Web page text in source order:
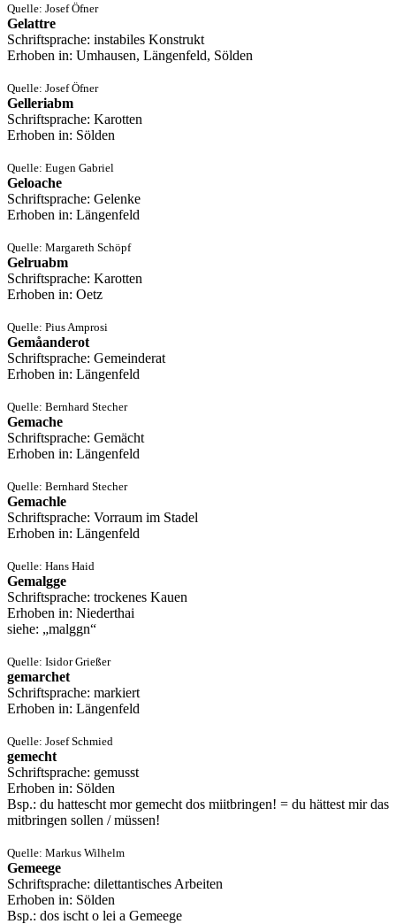
Quelle: Josef Öfner
Gelattre
Schriftsprache: instabiles Konstrukt
Erhoben in: Umhausen, Längenfeld, Sölden
Quelle: Josef Öfner
Gelleriabm
Schriftsprache: Karotten
Erhoben in: Sölden
Quelle: Eugen Gabriel
Geloache
Schriftsprache: Gelenke
Erhoben in: Längenfeld
Quelle: Margareth Schöpf
Gelruabm
Schriftsprache: Karotten
Erhoben in: Oetz
Quelle: Pius Amprosi
Gemåanderot
Schriftsprache: Gemeinderat
Erhoben in: Längenfeld
Quelle: Bernhard Stecher
Gemache
Schriftsprache: Gemächt
Erhoben in: Längenfeld
Quelle: Bernhard Stecher
Gemachle
Schriftsprache: Vorraum im Stadel
Erhoben in: Längenfeld
Quelle: Hans Haid
Gemalgge
Schriftsprache: trockenes Kauen
Erhoben in: Niederthai
siehe: „malggn“
Quelle: Isidor Grießer
gemarchet
Schriftsprache: markiert
Erhoben in: Längenfeld
Quelle: Josef Schmied
gemecht
Schriftsprache: gemusst
Erhoben in: Sölden
Bsp.: du hattescht mor gemecht dos miitbringen! = du hättest mir das
mitbringen sollen / müssen!
Quelle: Markus Wilhelm
Gemeege
Schriftsprache: dilettantisches Arbeiten
Erhoben in: Sölden
Bsp.: dos ischt o lei a Gemeege